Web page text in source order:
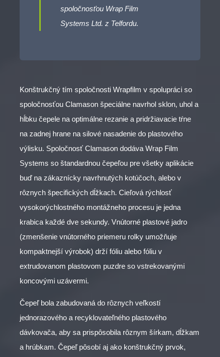
spoločnosťou Wrap Film
Systems Ltd. z Telfordu.
Konštrukčný tím spoločnosti Wrapfilm v spolupráci so
spoločnosťou Clamason špeciálne navrhol sklon, uhol a
hĺbku čepele na optimálne rezanie a pridržiavacie tŕne
na zadnej hrane na silové nasadenie do plastového
výlisku. Spoločnosť Clamason dodáva Wrap Film
Systems so štandardnou čepeľou pre všetky aplikácie
buď na zákaznícky navrhnutých kotúčoch, alebo v
rôznych špecifických dĺžkach. Cieľová rýchlosť
vysokorýchlostného montážneho procesu je jedna
krabica každé dve sekundy. Vnútorné plastové jadro
(zmenšenie vnútorného priemeru rolky umožňuje
kompaktnejší výrobok) drží fóliu alebo fóliu v
extrudovanom plastovom puzdre so vstrekovanými
koncovými uzávermi.
Čepeľ bola zabudovaná do rôznych veľkostí
jednorazového a recyklovateľného plastového
dávkovača, aby sa prispôsobila rôznym šírkam, dĺžkam
a hrúbkam. Čepeľ pôsobí aj ako konštrukčný prvok,